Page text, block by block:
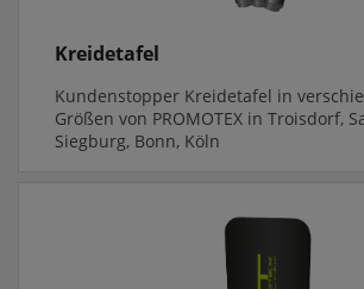
Kreidetafel
Kundenstopper Kreidetafel in
Größen von PROMOTEX in Troisdorf,
Siegburg, Bonn, Köln